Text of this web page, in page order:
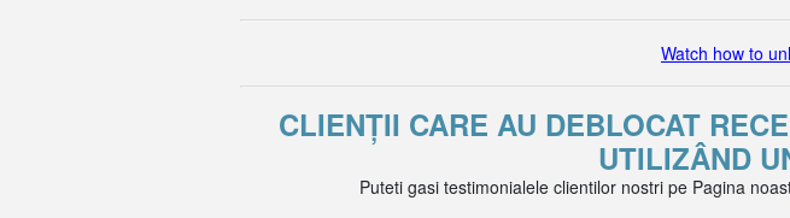
Watch how to
CLIENȚII CARE AU DEBLOCAT
UTILIZÂND
Puteti gasi testimonialele clientilor nostri pe Pagina